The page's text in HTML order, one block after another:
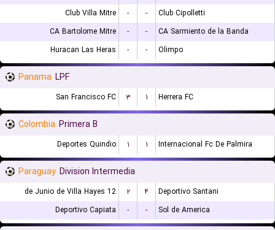
Club Villa Mitre
- -
Club Cipolletti
CA Bartolome Mitre
- -
CA Sarmiento de la Banda
Huracan Las Heras
- - Olimpo
Panama LPF
San Francisco FC ۳ ۱ Herrera FC
Colombia Primera B
Deportes Quindio ۱ ۱ Internacional Fc De Palmira
Paraguay Division Intermedia
12 de Junio de Villa Hayes ۲ ۴
Deportivo Santani
Deportivo Capiata
- - Sol de America